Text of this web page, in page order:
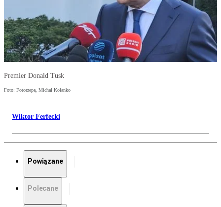
Premier Donald Tusk
Foto: Fotorzepa, Michał Kolanko
Wiktor Ferfecki
Powiązane
Polecane